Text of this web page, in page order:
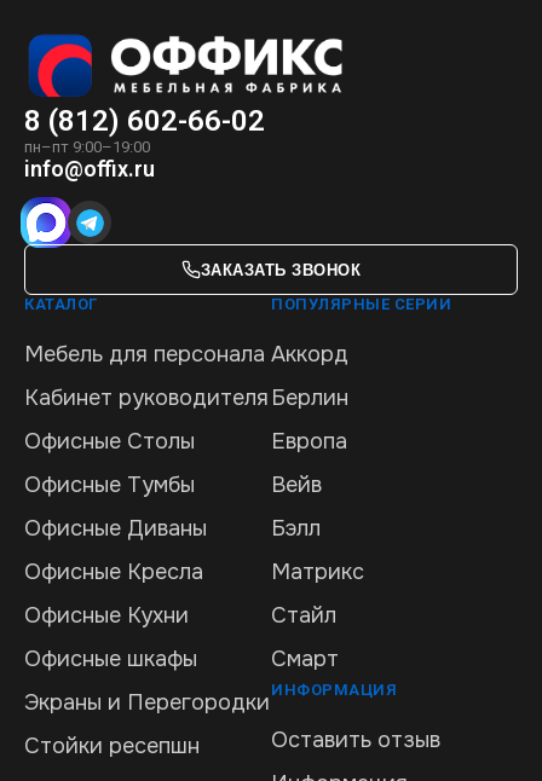
8 (812) 602-66-02
пн–пт 9:00–19:00
info@offix.ru
ЗАКАЗАТЬ ЗВОНОК
КАТАЛОГ
Мебель для персонала
Кабинет руководителя
Офисные Столы
Офисные Тумбы
Офисные Диваны
Офисные Кресла
Офисные Кухни
Офисные шкафы
Экраны и Перегородки
Стойки ресепшн
ПОПУЛЯРНЫЕ СЕРИИ
Аккорд
Берлин
Европа
Вейв
Бэлл
Матрикс
Стайл
Смарт
ИНФОРМАЦИЯ
Оставить отзыв